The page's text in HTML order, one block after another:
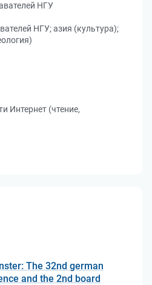
НГУ
НГУ; азия (культура);
Интернет (чтение,
The 32nd german
and the 2nd board